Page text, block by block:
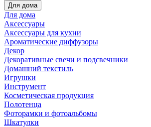
Для дома
Для дома
Аксессуары
Аксессуары для кухни
Ароматические диффузоры
Декор
Декоративные свечи и подсвечники
Домашний текстиль
Игрушки
Инструмент
Косметическая продукция
Полотенца
Фоторамки и фотоальбомы
Шкатулки